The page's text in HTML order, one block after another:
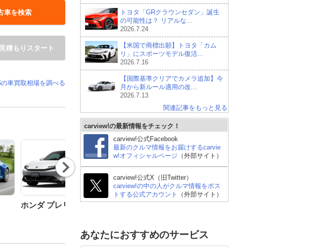
車を検索
積もりスタート
車買取相場を調べる
ホンダ プレリュード
Nex
t
トヨタ「GRクラウンセダン」誕生
の可能性は？ リアルな...
2026.7.24
【米国で商標出願】トヨタ「カム
リ」にスポーツモデル復活...
2026.7.16
【国際基準クリアでカメラ追加】今
月から新ルール適用の改...
2026.7.13
関連記事をもっと見る
carview!の最新情報をチェック！
carview!公式Facebook
最新のクルマ情報をお届けするcarvie
w!オフィシャルページ （外部サイト）
carview!公式X（旧Twitter）
carview!の中の人がクルマ情報をポス
トする公式アカウント
（外部サイト）
あなたにおすすめのサービス